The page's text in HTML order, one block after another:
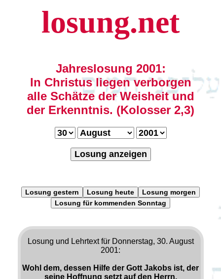
losung.net
Jahreslosung 2001:
In Christus liegen verborgen
alle Schätze der Weisheit und
der Erkenntnis. (Kolosser 2,3)
Losung anzeigen
Losung gestern Losung heute
Losung morgen
Losung für kommenden Sonntag
Losung und Lehrtext für Donnerstag, 30. August
2001:
Wohl dem, dessen Hilfe der Gott Jakobs ist, der
seine Hoffnung setzt auf den Herrn.